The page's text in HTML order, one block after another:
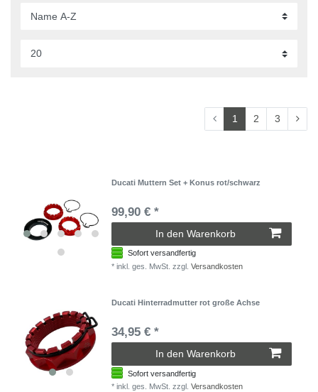
1 2 3
Ducati Muttern Set + Konus rot/schwarz
99,90 € *
In den Warenkorb
Sofort versandfertig
*inkl. ges. MwSt. zzgl.Versandkosten
Ducati Hinterradmutter rot große Achse
34,95 € *
In den Warenkorb
Sofort versandfertig
*inkl. ges. MwSt. zzgl.Versandkosten